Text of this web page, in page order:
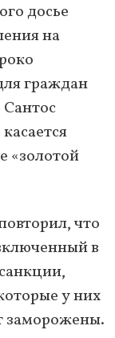
досье
на
граждан
«золотой
что
в
у них
заморожены.